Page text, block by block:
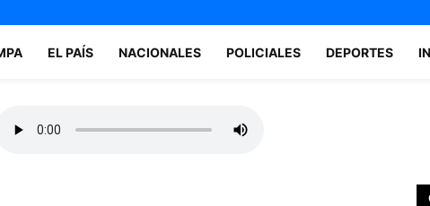
EL PAÍS NACIONALES POLICIALES DEPORTES